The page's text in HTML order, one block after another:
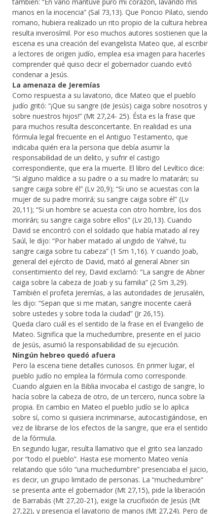
manos en la inocencia” (Sal 73,13). Que Poncio Pilato, siendo
romano, hubiera realizado un rito propio de la cultura hebrea
resulta inverosímil. Por eso muchos autores sostienen que la
escena es una creación del evangelista Mateo que, al escribir
a lectores de origen judío, emplea esa imagen para hacerles
comprender qué quiso decir el gobernador cuando evitó
condenar a Jesús.
La amenaza de Jeremías
Como respuesta a su lavatorio, dice Mateo que el pueblo
judío gritó: “¡Que su sangre (de Jesús) caiga sobre nosotros y
sobre nuestros hijos!” (Mt 27,24- 25). Ésta es la frase que
para muchos resulta desconcertante. En realidad es una
fórmula legal frecuente en el Antiguo Testamento, que
indicaba quién era la persona que debía asumir la
responsabilidad de un delito, y sufrir el castigo
correspondiente, que era la muerte. El libro del Levítico dice:
“Si alguno maldice a su padre o a su madre lo matarán; su
sangre caiga sobre él” (Lv 20,9); “Si uno se acuestas con la
mujer de su padre morirá; su sangre caiga sobre él” (Lv
20,11); “Si un hombre se acuesta con otro hombre, los dos
morirán; su sangre caiga sobre ellos” (Lv 20,13). Cuando
David se encontró con el soldado que había matado al rey
Saúl, le dijo: “Por haber matado al ungido de Yahvé, tu
sangre caiga sobre tu cabeza” (1 Sm 1,16). Y cuando Joab,
general del ejército de David, mató al general Abner sin
consentimiento del rey, David exclamó: “La sangre de Abner
caiga sobre la cabeza de Joab y su familia” (2 Sm 3,29).
También el profeta Jeremías, a las autoridades de Jerusalén,
les dijo: “Sepan que si me matan, sangre inocente caerá
sobre ustedes y sobre toda la ciudad” (Jr 26,15).
Queda claro cuál es el sentido de la frase en el Evangelio de
Mateo. Significa que la muchedumbre, presente en el juicio
de Jesús, asumió la responsabilidad de su ejecución.
Ningún hebreo quedó afuera
Pero la escena tiene detalles curiosos. En primer lugar, el
pueblo judío no emplea la fórmula como corresponde.
Cuando alguien en la Biblia invocaba el castigo de sangre, lo
hacía sobre la cabeza de otro, de un tercero, nunca sobre la
propia. En cambio en Mateo el pueblo judío se lo aplica
sobre sí, como si quisiera incriminarse, autocastigándose, en
vez de librarse de los efectos de la sangre, que era el sentido
de la fórmula.
En segundo lugar, resulta llamativo que el grito sea lanzado
por “todo el pueblo”. Hasta ese momento Mateo venía
relatando que sólo “una muchedumbre” presenciaba el juicio,
es decir, un grupo limitado de personas. La “muchedumbre”
se presenta ante el gobernador (Mt 27,15), pide la liberación
de Barrabás (Mt 27,20-21), exige la crucifixión de Jesús (Mt
27,22), y presencia el lavatorio de manos (Mt 27,24). Pero de